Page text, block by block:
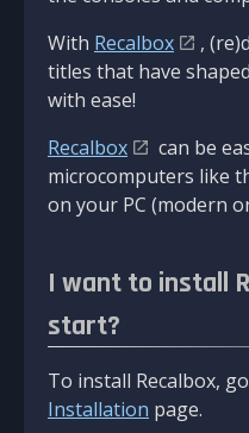
With Recalbox
,
titles that have
with ease!
Recalbox
can be
microcomputers like
on your PC (modern
I want to install
start?
To install Recalbox,
Installation page.